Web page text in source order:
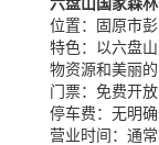
位置： 固原市
特色： 以六盘
物资源和美丽的
门票： 免费开放
停车费： 无明
营业时间： 通